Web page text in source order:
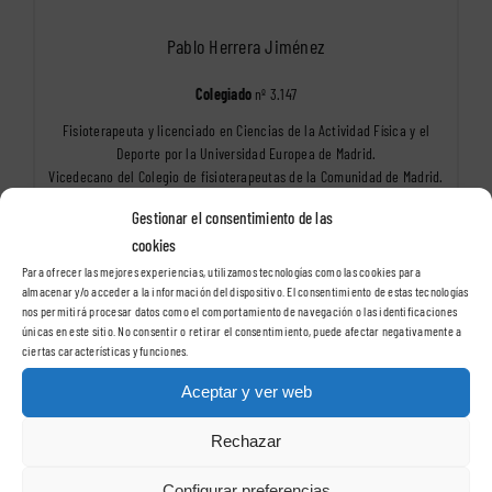
Gestionar el consentimiento de las
cookies
Para ofrecer las mejores experiencias, utilizamos tecnologías como las cookies para
almacenar y/o acceder a la información del dispositivo. El consentimiento de estas tecnologías
nos permitirá procesar datos como el comportamiento de navegación o las identificaciones
únicas en este sitio. No consentir o retirar el consentimiento, puede afectar negativamente a
ciertas características y funciones.
Aceptar y ver web
Rechazar
Pablo Herrera Jiménez
Colegiado nº 3.147
Fisioterapeuta y licenciado en Ciencias de la Actividad Física y el
Deporte por la Universidad Europea de Madrid.
Vicedecano del Colegio de fisioterapeutas de la Comunidad de Madrid.
www.fisiohogar.com
21 enero, 2016 | rehabilitación fisioterapéutica